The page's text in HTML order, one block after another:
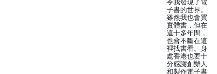
令我發現了電
子書的世界。
雖然我也會買
實體書，但在
這十多年間，
也會不斷在這
裡找書看。身
處香港也要十
分感謝創辦人
和製作電子書